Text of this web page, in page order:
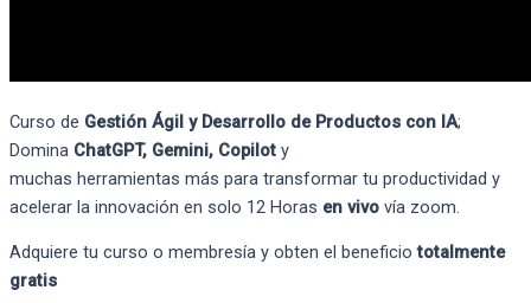
Curso de Gestión Ágil y Desarrollo de Productos con IA;
Domina ChatGPT, Gemini, Copilot y
muchas herramientas más para transformar tu productividad y
acelerar la innovación en solo 12 Horas en vivo vía zoom.
Adquiere tu curso o membresía y obten el beneficiototalmente
gratis